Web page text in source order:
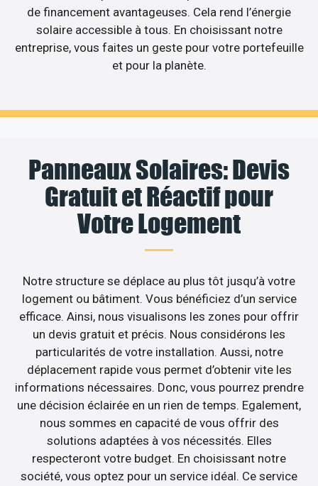
de financement avantageuses. Cela rend l’énergie
solaire accessible à tous. En choisissant notre
entreprise, vous faites un geste pour votre portefeuille
et pour la planète.
Panneaux Solaires: Devis
Gratuit et Réactif pour
Votre Logement
Notre structure se déplace au plus tôt jusqu’à votre
logement ou bâtiment. Vous bénéficiez d’un service
efficace. Ainsi, nous visualisons les zones pour offrir
un devis gratuit et précis. Nous considérons les
particularités de votre installation. Aussi, notre
déplacement rapide vous permet d’obtenir vite les
informations nécessaires. Donc, vous pourrez prendre
une décision éclairée en un rien de temps. Egalement,
nous sommes en capacité de vous offrir des
solutions adaptées à vos nécessités. Elles
respecteront votre budget. En choisissant notre
société, vous optez pour un service idéal. Ce service